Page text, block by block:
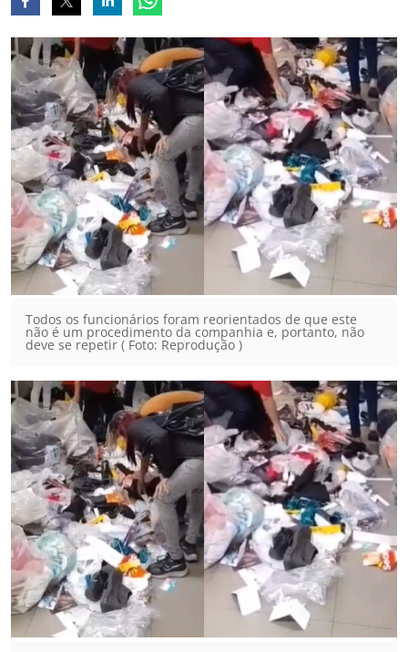
Todos os funcionários foram reorientados de que este
não é um procedimento da companhia e, portanto, não
deve se repetir ( Foto: Reprodução )